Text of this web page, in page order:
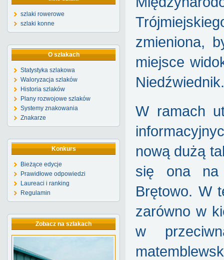
szlaki rowerowe
szlaki konne
O szlakach
Statystyka szlakowa
Waloryzacja szlaków
Historia szlaków
Plany rozwojowe szlaków
Systemy znakowania
Znakarze
Konkurs
Bieżące edycje
Prawidłowe odpowiedzi
Laureaci i ranking
Regulamin
Zobacz na szlakach
zmieniona,
miejsce
Niedźwiednik.
W ramach
nową dużą
się ona na
Brętowo. W
zarówno w
w